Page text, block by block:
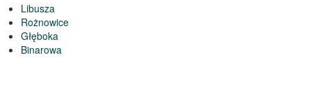
Libusza
Rożnowice
Głęboka
Binarowa